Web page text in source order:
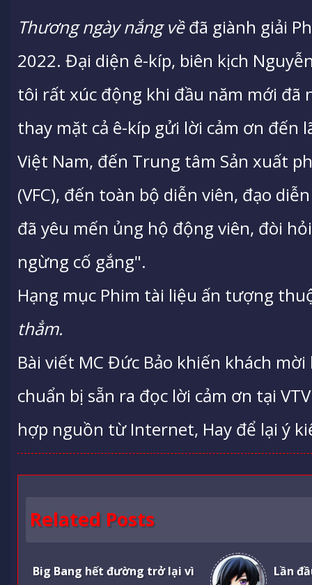
Thương ngày nắng vềđã giành giải
2022. Đại diện ê-kíp, biên kịch
tôi rất xúc động khi đầu năm mới đã
thay mặt cả ê-kíp gửi lời cảm ơn đến
Việt Nam, đến Trung tâm Sản xuất
(VFC), đến toàn bộ diễn viên, đạo
đã yêu mến ủng hộ động viên, đòi
ngừng cố gắng".
Hạng mục Phim tài liệu ấn tượng
thẳm.
Bài viết MC Đức Bảo khiến khách
chuẩn bị sẵn ra đọc lời cảm ơn tại
hợp nguồn từ Internet, Hay để lại ý
Related Posts
Big Bang hết đường trở lại vì
Lần